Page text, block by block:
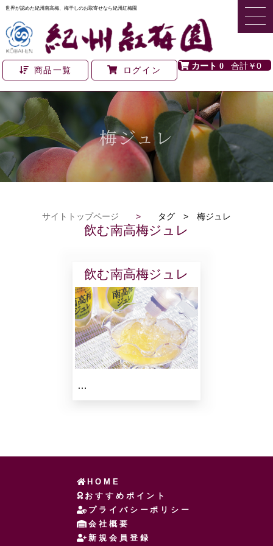
世界が認めた紀州南高梅、梅干しのお取寄せなら紀州紅梅園
商品一覧 ログイン 0 ￥0
梅ジュレ
サイトトップページ > タグ > 梅ジュレ
飲む南高梅ジュレ
飲む南高梅ジュレ
…
HOME
おすすめポイント
プライバシーポリシー
会社概要
新規会員登録